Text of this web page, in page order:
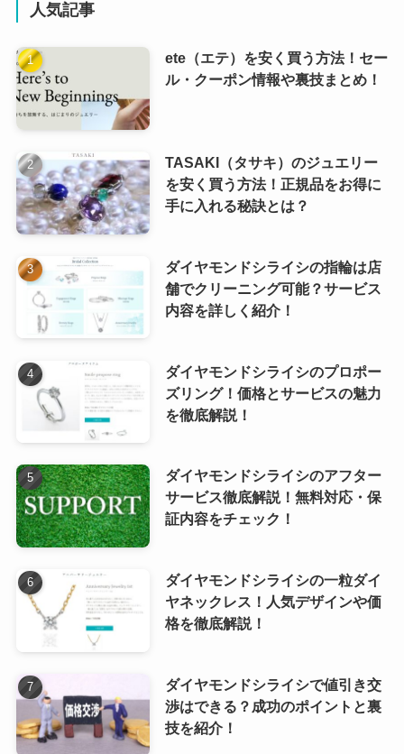
人気記事
ete（エテ）を安く買う方法！セー
ル・クーポン情報や裏技まとめ！
TASAKI（タサキ）のジュエリー
を安く買う方法！正規品をお得に
手に入れる秘訣とは？
ダイヤモンドシライシの指輪は店
舗でクリーニング可能？サービス
内容を詳しく紹介！
ダイヤモンドシライシのプロポー
ズリング！価格とサービスの魅力
を徹底解説！
ダイヤモンドシライシのアフター
サービス徹底解説！無料対応・保
証内容をチェック！
ダイヤモンドシライシの一粒ダイ
ヤネックレス！人気デザインや価
格を徹底解説！
ダイヤモンドシライシで値引き交
渉はできる？成功のポイントと裏
技を紹介！